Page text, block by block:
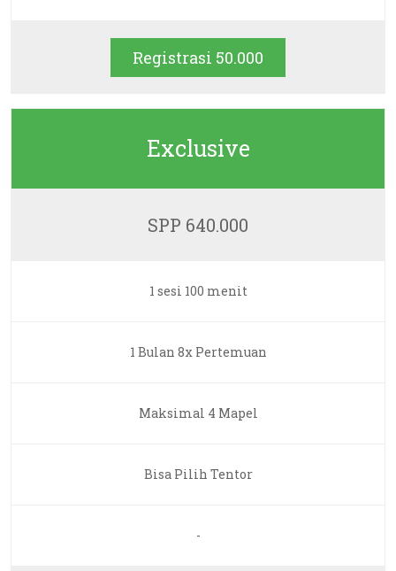
Registrasi 50.000
Exclusive
SPP 640.000
1 sesi 100 menit
1 Bulan 8x Pertemuan
Maksimal 4 Mapel
Bisa Pilih Tentor
-